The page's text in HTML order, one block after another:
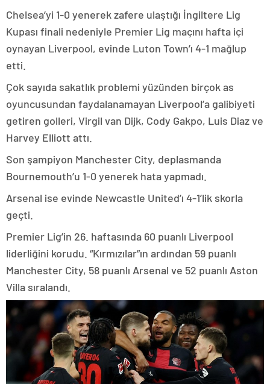
Chelsea’yi 1-0 yenerek zafere ulaştığı İngiltere Lig
Kupası finali nedeniyle Premier Lig maçını hafta içi
oynayan Liverpool, evinde Luton Town’ı 4-1 mağlup
etti.
Çok sayıda sakatlık problemi yüzünden birçok as
oyuncusundan faydalanamayan Liverpool’a galibiyeti
getiren golleri, Virgil van Dijk, Cody Gakpo, Luis Diaz ve
Harvey Elliott attı.
Son şampiyon Manchester City, deplasmanda
Bournemouth’u 1-0 yenerek hata yapmadı.
Arsenal ise evinde Newcastle United’ı 4-1’lik skorla
geçti.
Premier Lig’in 26. haftasında 60 puanlı Liverpool
liderliğini korudu. “Kırmızılar”ın ardından 59 puanlı
Manchester City, 58 puanlı Arsenal ve 52 puanlı Aston
Villa sıralandı.